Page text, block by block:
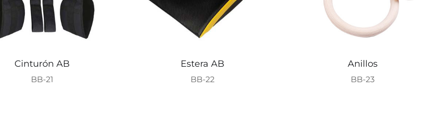
Cinturón AB
BB-21
Estera AB
BB-22
Anillos
BB-23